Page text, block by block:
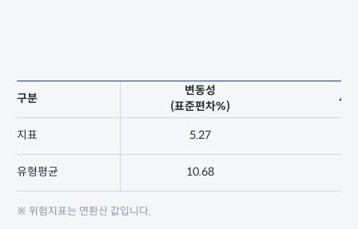
구분
지표
유형평균
변동성
(표준편차%)
샤
5.27
10.68
※ 위험지표는 연환산 값입니다.